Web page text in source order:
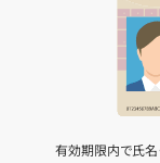
有効期限内で氏名